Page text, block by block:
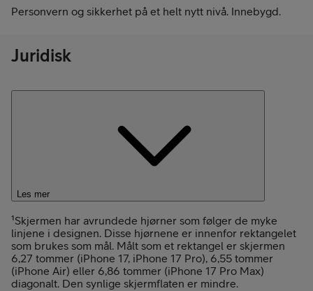
Personvern og sikkerhet på et helt nytt nivå. Innebygd.
Juridisk
Les mer
¹Skjermen har avrundede hjørner som følger de myke
linjene i designen. Disse hjørnene er innenfor rektangelet
som brukes som mål. Målt som et rektangel er skjermen
6,27 tommer (iPhone 17, iPhone 17 Pro), 6,55 tommer
(iPhone Air) eller 6,86 tommer (iPhone 17 Pro Max)
diagonalt. Den synlige skjermflaten er mindre.